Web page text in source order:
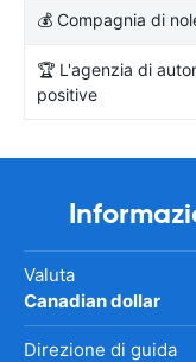
💰 Compagnia di
🏆 L'agenzia di
positive
Valuta
Canadian dollar
Direzione di guida